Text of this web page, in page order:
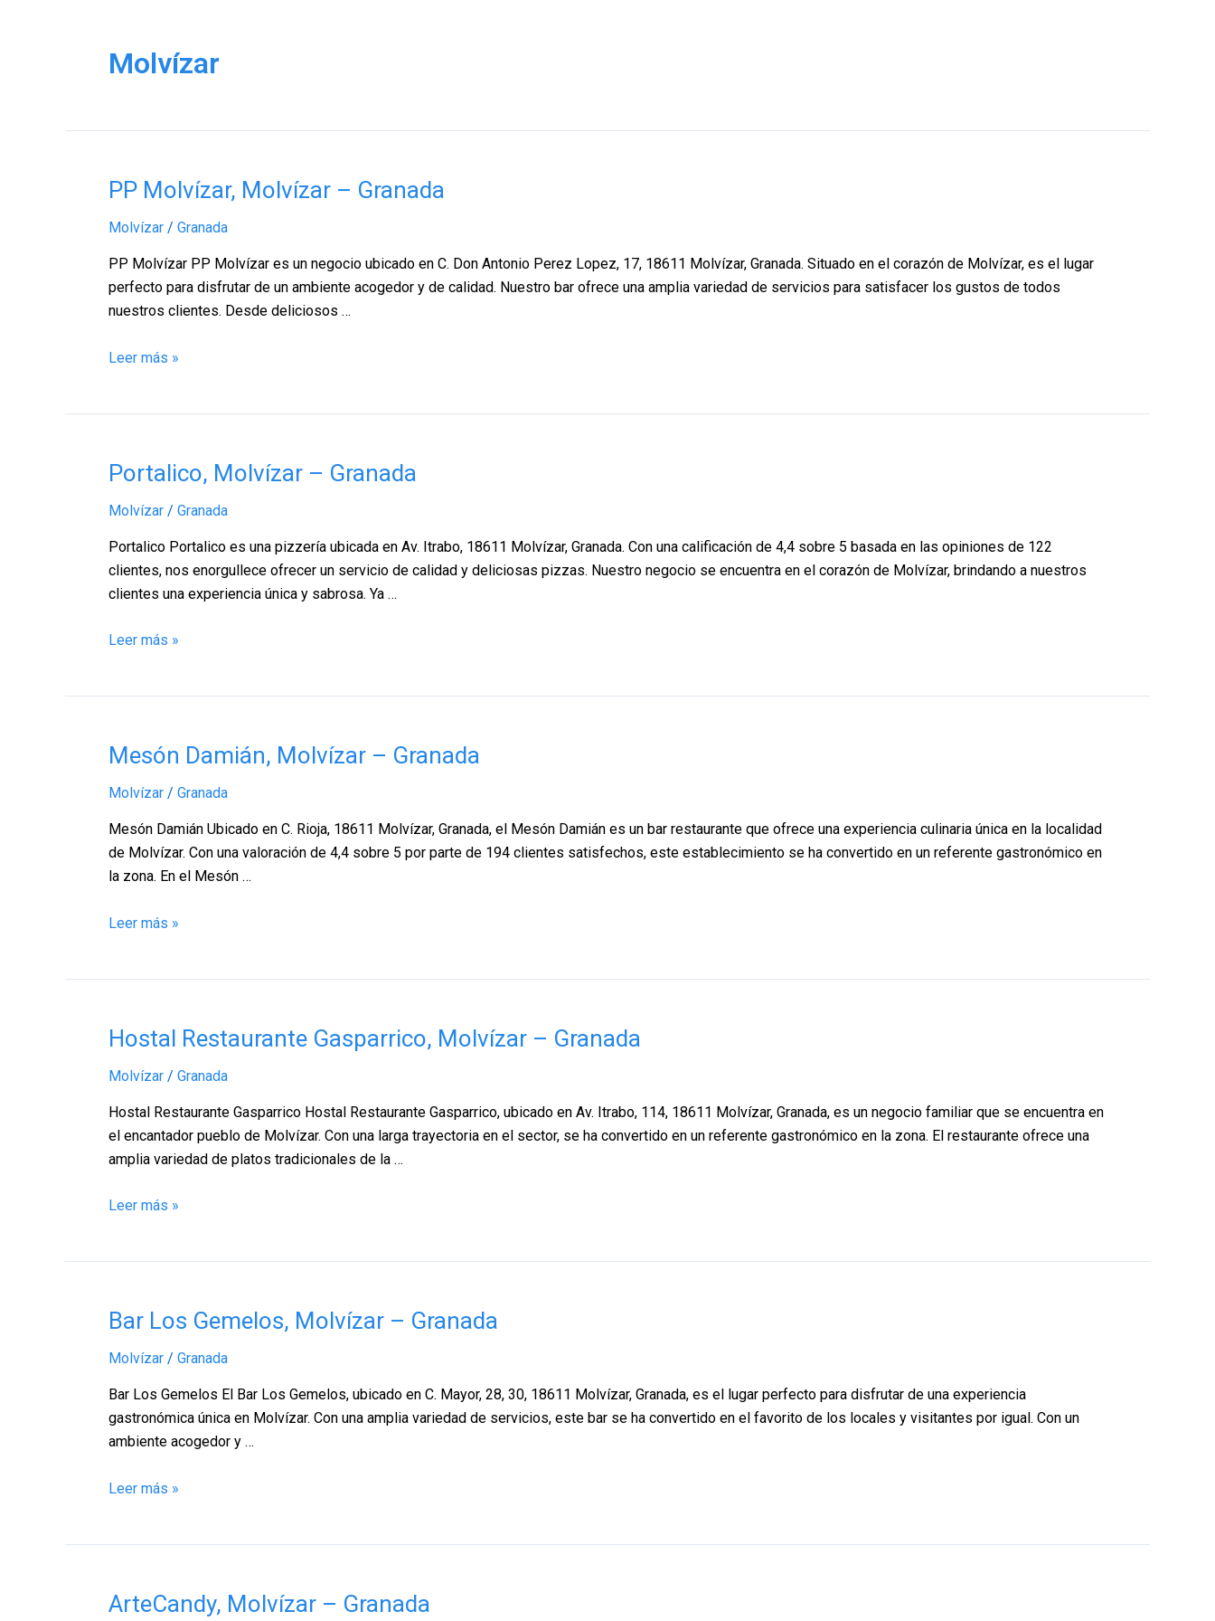
Molvízar
PP Molvízar, Molvízar – Granada
Molvízar / Granada
PP Molvízar PP Molvízar es un negocio ubicado en C. Don Antonio Perez Lopez, 17, 18611 Molvízar, Granada. Situado en el corazón de Molvízar, es el lugar
perfecto para disfrutar de un ambiente acogedor y de calidad. Nuestro bar ofrece una amplia variedad de servicios para satisfacer los gustos de todos
nuestros clientes. Desde deliciosos …
PP
Molvízar
–
Granada
Leer más »
Portalico, Molvízar – Granada
Molvízar / Granada
Portalico Portalico es una pizzería ubicada en Av. Itrabo, 18611 Molvízar, Granada. Con una calificación de 4,4 sobre 5 basada en las opiniones de 122
clientes, nos enorgullece ofrecer un servicio de calidad y deliciosas pizzas. Nuestro negocio se encuentra en el corazón de Molvízar, brindando a nuestros
clientes una experiencia única y sabrosa. Ya …
Portalico,
–
Granada
Leer más »
Mesón Damián, Molvízar – Granada
Molvízar / Granada
Mesón Damián Ubicado en C. Rioja, 18611 Molvízar, Granada, el Mesón Damián es un bar restaurante que ofrece una experiencia culinaria única en la localidad
de Molvízar. Con una valoración de 4,4 sobre 5 por parte de 194 clientes satisfechos, este establecimiento se ha convertido en un referente gastronómico en
la zona. En el Mesón …
Mesón
Molvízar
–
Granada
Leer más »
Hostal Restaurante Gasparrico, Molvízar – Granada
Molvízar / Granada
Hostal Restaurante Gasparrico Hostal Restaurante Gasparrico, ubicado en Av. Itrabo, 114, 18611 Molvízar, Granada, es un negocio familiar que se encuentra en
el encantador pueblo de Molvízar. Con una larga trayectoria en el sector, se ha convertido en un referente gastronómico en la zona. El restaurante ofrece una
amplia variedad de platos tradicionales de la …
Hostal
Gasparrico,
Molvízar
Granada
Leer más »
Bar Los Gemelos, Molvízar – Granada
Molvízar / Granada
Bar Los Gemelos El Bar Los Gemelos, ubicado en C. Mayor, 28, 30, 18611 Molvízar, Granada, es el lugar perfecto para disfrutar de una experiencia
gastronómica única en Molvízar. Con una amplia variedad de servicios, este bar se ha convertido en el favorito de los locales y visitantes por igual. Con un
ambiente acogedor y …
Bar
Gemelos,
Molvízar
Granada
Leer más »
ArteCandy, Molvízar – Granada
ArteCandy,